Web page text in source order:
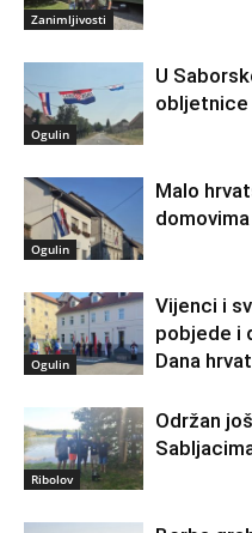
Zanimljivosti
Ogulin
U
obljetnice
Ogulin
Malo
domovima
Ogulin
Vijenci i
pobjede i
Dana
Ribolov
Održan